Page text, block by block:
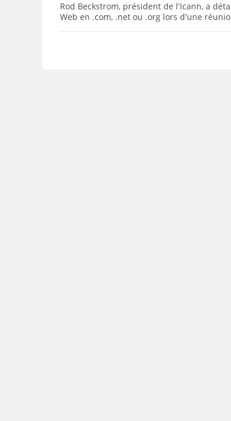
Rod Beckstrom, président de l'Icann, a
Web en .com, .net ou .org lors d'une